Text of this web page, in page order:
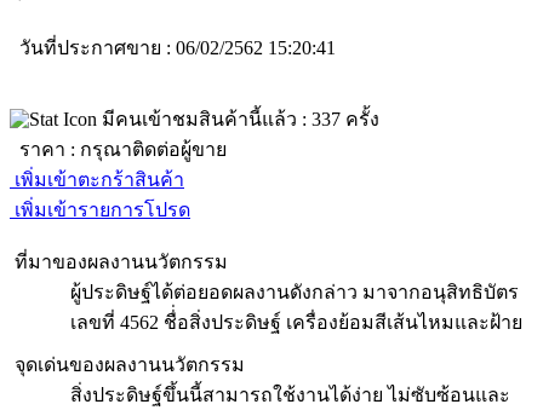
วันที่ประกาศขาย : 06/02/2562 15:20:41
มีคนเข้าชมสินค้านี้แล้ว : 337 ครั้ง
ราคา : กรุณาติดต่อผู้ขาย
เพิ่มเข้าตะกร้าสินค้า
เพิ่มเข้ารายการโปรด
ที่มาของผลงานนวัตกรรม
ผู้ประดิษฐ์ได้ต่อยอดผลงานดังกล่าว มาจากอนุสิทธิบัตร
เลขที่ 4562 ชื่่อสิ่งประดิษฐ์ เครื่องย้อมสีเส้นไหมและฝ้าย
จุดเด่นของผลงานนวัตกรรม
สิ่งประดิษฐ์ขึ้นนี้สามารถใช้งานได้ง่าย ไม่ซับซ้อนและ